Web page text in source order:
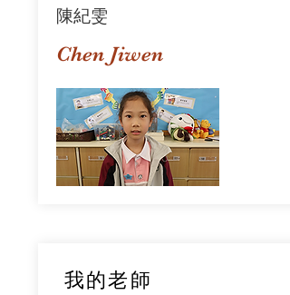
陳紀雯
Chen Jiwen
我的老師